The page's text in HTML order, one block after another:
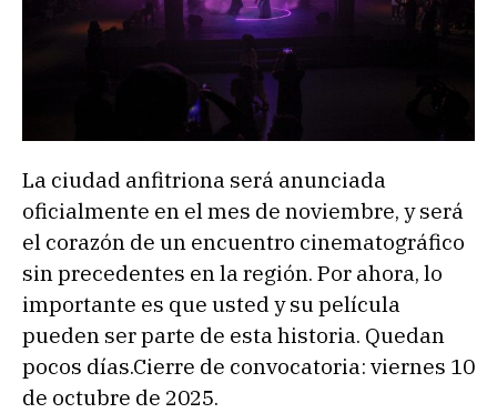
La ciudad anfitriona será anunciada
oficialmente en el mes de noviembre, y será
el corazón de un encuentro cinematográfico
sin precedentes en la región. Por ahora, lo
importante es que usted y su película
pueden ser parte de esta historia. Quedan
pocos días.Cierre de convocatoria: viernes 10
de octubre de 2025.